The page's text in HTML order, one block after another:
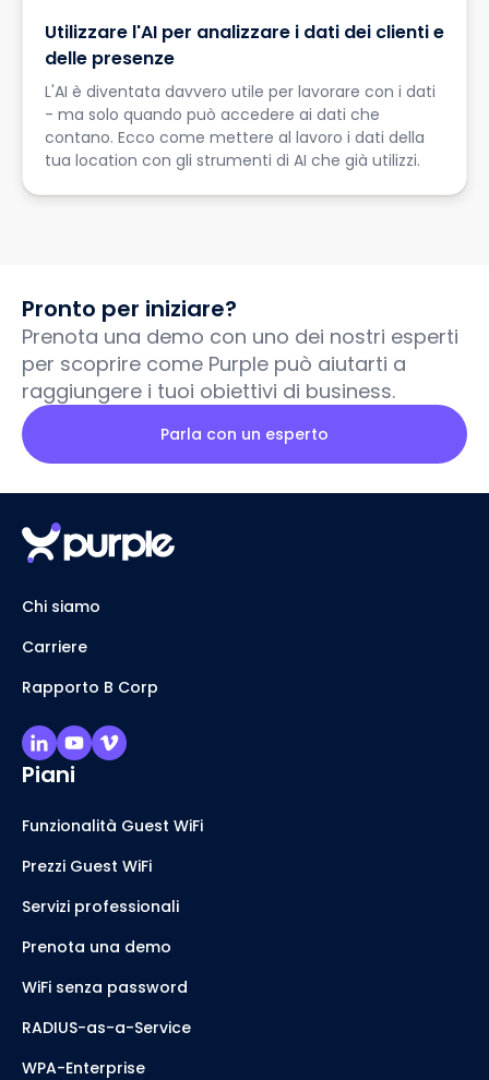
Utilizzare l'AI per analizzare i dati dei clienti e
delle presenze
L'AI è diventata davvero utile per lavorare con i dati
- ma solo quando può accedere ai dati che
contano. Ecco come mettere al lavoro i dati della
tua location con gli strumenti di AI che già utilizzi.
Pronto per iniziare?
Prenota una demo con uno dei nostri esperti
per scoprire come Purple può aiutarti a
raggiungere i tuoi obiettivi di business.
Parla con un esperto
Chi siamo
Carriere
Rapporto B Corp
Piani
Funzionalità Guest WiFi
Prezzi Guest WiFi
Servizi professionali
Prenota una demo
WiFi senza password
RADIUS-as-a-Service
WPA-Enterprise